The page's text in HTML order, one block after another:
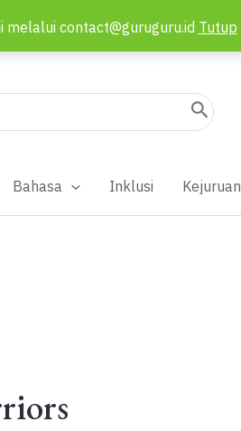
Bahasa Inklusi Kejuruan
contact@guruguru.id Tutup